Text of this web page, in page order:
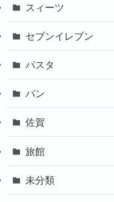
スィーツ
セブンイレブン
パスタ
パン
佐賀
旅館
未分類